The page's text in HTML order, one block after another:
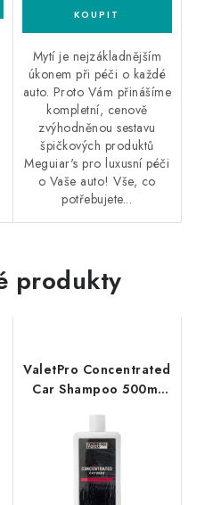
Mytí je nejzákladnějším
úkonem při péči o každé
auto. Proto Vám přinášíme
kompletní, cenově
zvýhodněnou sestavu
špičkových produktů
Meguiar's pro luxusní péči
o Vaše auto! Vše, co
potřebujete...
produkty
ValetPro Concentrated
Car Shampoo 500ml